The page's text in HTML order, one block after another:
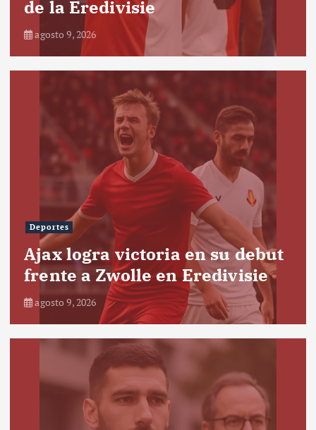
de la Eredivisie
agosto 9, 2026
Deportes
Ajax logra victoria en su debut
frente a Zwolle en Eredivisie
agosto 9, 2026